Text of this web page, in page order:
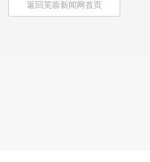
返回芙蓉新闻网首页